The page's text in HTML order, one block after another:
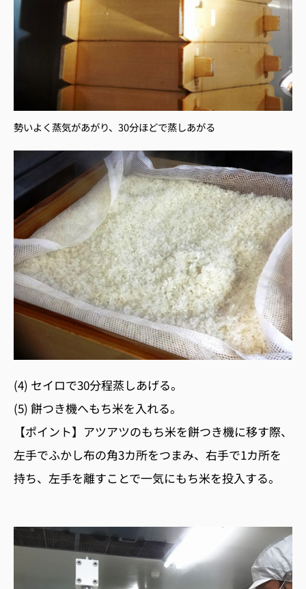
勢いよく蒸気があがり、30分ほどで蒸しあがる
(4) セイロで30分程蒸しあげる。
(5) 餅つき機へもち米を入れる。
【ポイント】アツアツのもち米を餅つき機に移す際、
左手でふかし布の角3カ所をつまみ、右手で1カ所を
持ち、左手を離すことで一気にもち米を投入する。